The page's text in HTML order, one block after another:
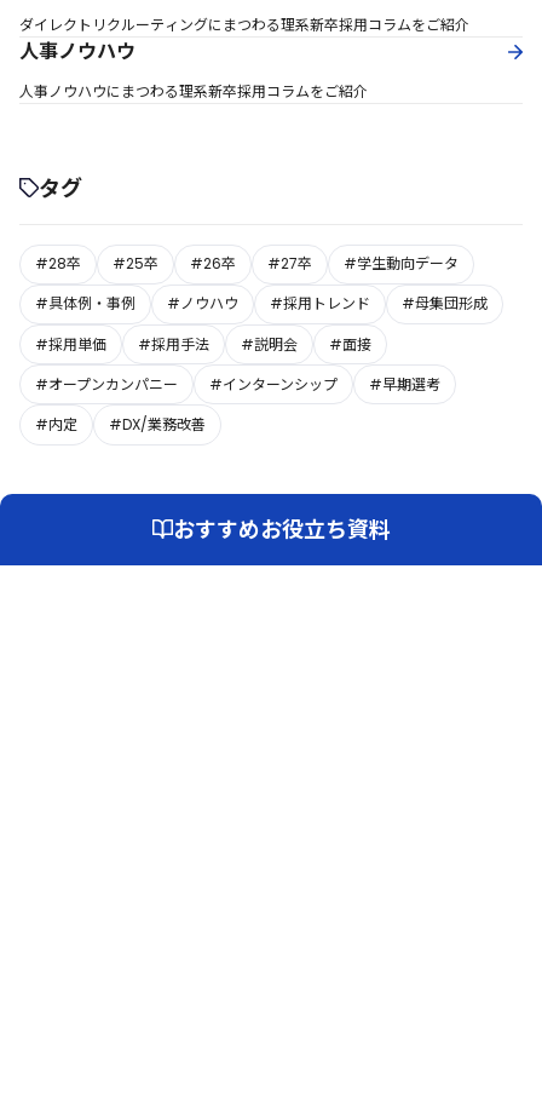
ダイレクトリクルーティングにまつわる理系新卒採用コラムをご紹介
人事ノウハウ
人事ノウハウにまつわる理系新卒採用コラムをご紹介
タグ
#28卒 #25卒 #26卒 #27卒
#学生動向データ
#具体例・事例
#ノウハウ #採用トレンド
#母集団形成
#採用単価
#採用手法 #説明会
#面接
#オープンカンパニー
#インターンシップ
#早期選考
#内定
#DX/業務改善
おすすめお役立ち資料